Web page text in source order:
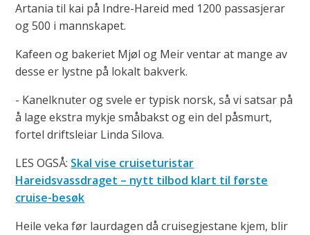
Artania til kai på Indre-Hareid med 1200 passasjerar
og 500 i mannskapet.
Kafeen og bakeriet Mjøl og Meir ventar at mange av
desse er lystne på lokalt bakverk.
- Kanelknuter og svele er typisk norsk, så vi satsar på
å lage ekstra mykje småbakst og ein del påsmurt,
fortel driftsleiar Linda Silova.
LES OGSÅ: Skal vise cruiseturistar
Hareidsvassdraget – nytt tilbod klart til første
cruise-besøk
Heile veka før laurdagen då cruisegjestane kjem, blir